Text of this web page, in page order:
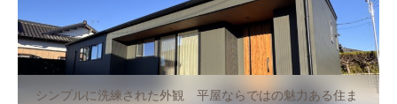
シンプルに洗練された外観 平屋ならではの魅力ある住ま